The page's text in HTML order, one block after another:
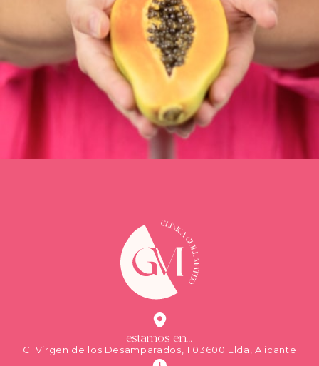
estamos en...
C. Virgen de los Desamparados, 1 03600 Elda, Alicante